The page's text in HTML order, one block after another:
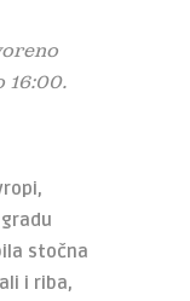
16:00.
stočna
i riba,